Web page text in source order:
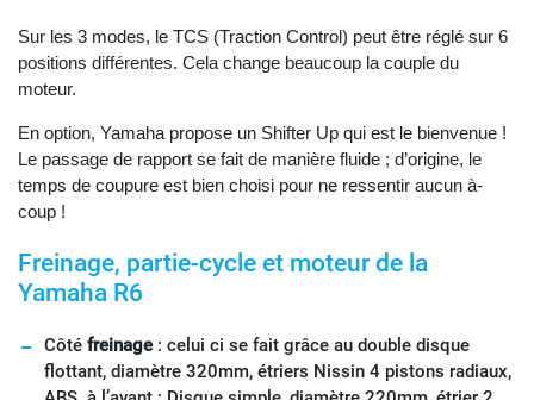
Sur les 3 modes, le TCS (Traction Control) peut être réglé sur 6
positions différentes. Cela change beaucoup la couple du
moteur.
En option, Yamaha propose un Shifter Up qui est le bienvenue !
Le passage de rapport se fait de manière fluide ; d’origine, le
temps de coupure est bien choisi pour ne ressentir aucun à-
coup !
Freinage, partie-cycle et moteur de la
Yamaha R6
Côté freinage: celui ci se fait grâce au double disque
flottant, diamètre 320mm, étriers Nissin 4 pistons radiaux,